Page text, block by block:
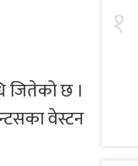
जितेको छ ।
वेस्टन
१